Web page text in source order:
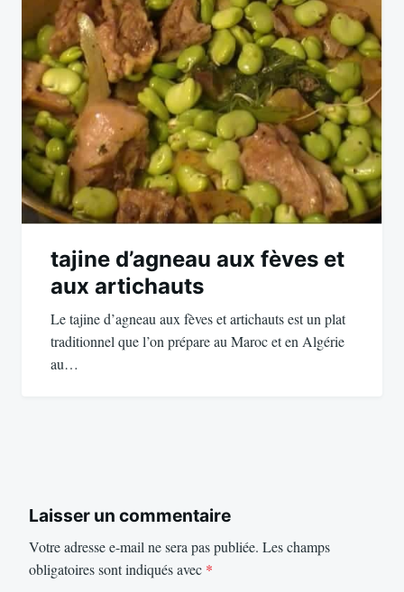
tajine d’agneau aux fèves et
aux artichauts
Le tajine d’agneau aux fèves et artichauts est un plat
traditionnel que l’on prépare au Maroc et en Algérie
au…
Laisser un commentaire
Votre adresse e-mail ne sera pas publiée. Les champs
obligatoires sont indiqués avec *